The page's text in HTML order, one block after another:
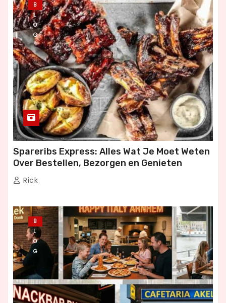
B
L
O
G
Spareribs Express: Alles Wat Je Moet Weten
Over Bestellen, Bezorgen en Genieten
Rick
B
L
O
G